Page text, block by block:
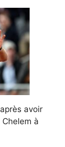
avoir
à